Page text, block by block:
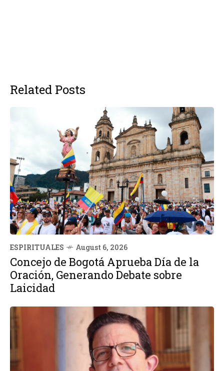
Related Posts
ESPIRITUALES August 6, 2026
Concejo de Bogotá Aprueba Día de la
Oración, Generando Debate sobre
Laicidad